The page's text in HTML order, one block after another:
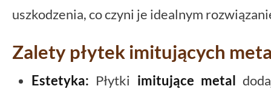
uszkodzenia, co czyni je idealnym
Zalety płytek imitujących
Estetyka: Płytki imitujące metal